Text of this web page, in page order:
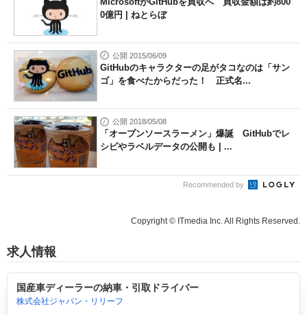
0億円 | ねとらぼ
公開 2015/06/09
GitHubのキャラクターの足がタコなのは「サン
ゴ」を食べたからだった！ 正式名...
公開 2018/05/08
「オープンソースラーメン」爆誕 GitHubでレ
シピやラベルデータの公開も | ...
Recommended by
Copyright © ITmedia Inc. All Rights Reserved.
求人情報
国産車ディーラーの納車・引取ドライバー
株式会社ジャパン・リリーフ